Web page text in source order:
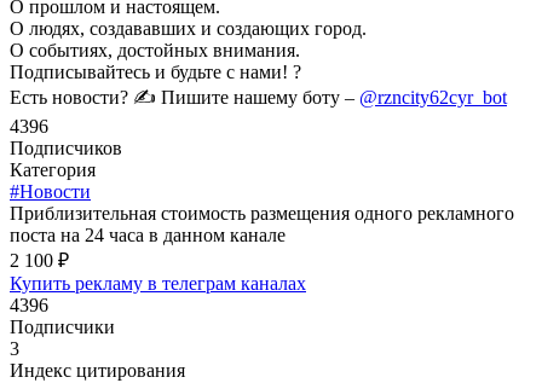
О прошлом и настоящем.
О людях, создававших и создающих город.
О событиях, достойных внимания.
Подписывайтесь и будьте с нами! ?
Есть новости? ✍️ Пишите нашему боту – @rzncity62cyr_bot
4396
Подписчиков
Категория
#Новости
Приблизительная стоимость размещения одного рекламного
поста на 24 часа в данном канале
2 100 ₽
Купить рекламу в телеграм каналах
4396
Подписчики
3
Индекс цитирования